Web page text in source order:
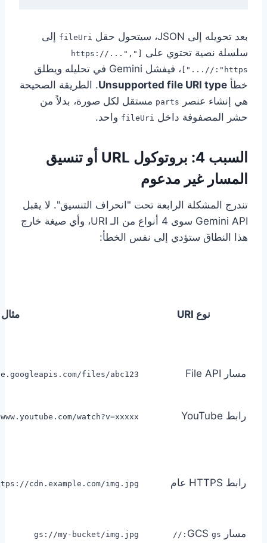
بعد تحويله إلى JSON، سيتحول حقل fileUri
إلى
سلسلة نصية تحتوي على
["https://...",
"https://..."]
، فيفشل Gemini في تحليله ويطلق
خطأ Unsupported file URI type. الطريقة الصحيحة
هي إنشاء عنصر
parts مستقل لكل صورة، بدلاً من
حشر المصفوفة داخل fileUri واحد.
السبب 4: بروتوكول URL أو تنسيق
المسار غير مدعوم
تندرج المشكلة الرابعة تحت "انحراف التنسيق". لا يقبل
Gemini API سوى 4 أنواع من الـ URI، وأي صيغة خارج
هذا النطاق ستؤدي إلى نفس الخطأ:
نوع URI مثال
مسار File API files/abc123
رابط YouTube watch?v=xxxxx
رابط HTTPS عام cdn.example.com/img.jpg
مسار GCS gs://
gs://my-bucket/img.jpg